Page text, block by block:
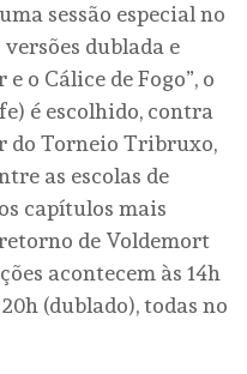
sessão especial no
versões dublada e
o Cálice de Fogo”, o
é escolhido, contra
do Torneio Tribruxo,
as escolas de
capítulos mais
de Voldemort
acontecem às 14h
(dublado), todas no